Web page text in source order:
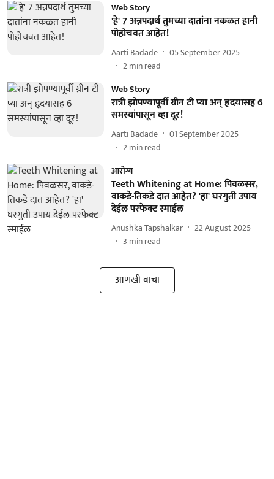
Web Story
'हे' 7 अन्नपदार्थ तुमच्या दातांना नकळत हानी
पोहोचवत आहेत!
Aarti Badade
05 September 2025
2min read
Web Story
रात्री झोपण्यापूर्वी ग्रीन टी प्या अन् हृदयासह 6
समस्यांपासून व्हा दूर!
Aarti Badade
01 September 2025
2min read
आरोग्य
Teeth Whitening at Home: पिवळसर,
वाकडे-तिकडे दात आहेत? 'हा' घरगुती उपाय
देईल परफेक्ट स्माईल
Anushka Tapshalkar
22 August 2025
3 min read
आणखी वाचा